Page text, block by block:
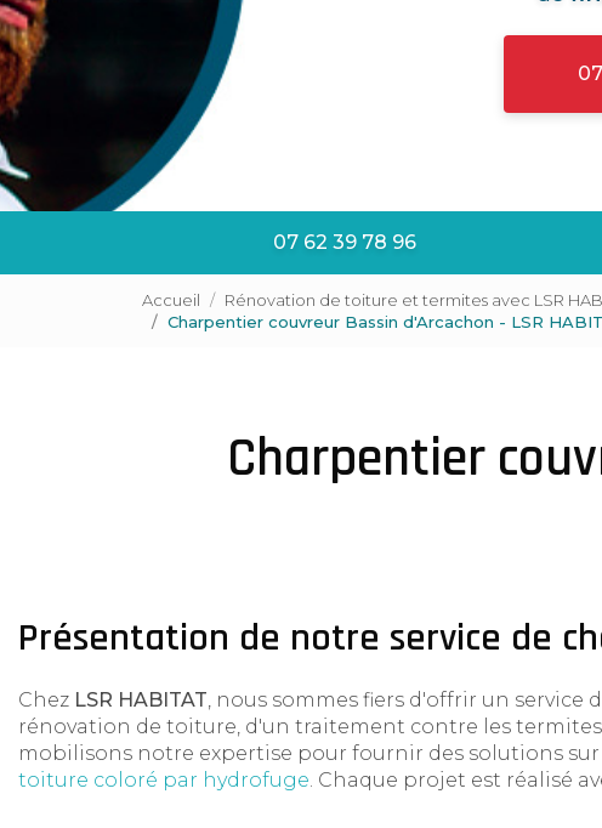
07 62 39 78 96
Accueil Rénovation de toiture et termites avec LSR
Charpentier couvreur Bassin d'Arcachon - LSR
Charpentier
Présentation de notre service de
Chez LSR HABITAT , nous sommes fiers d'offrir un service
rénovation de toiture, d'un traitement contre les
mobilisons notre expertise pour fournir des solutions sur
toiture coloré par hydrofuge . Chaque projet est réalisé